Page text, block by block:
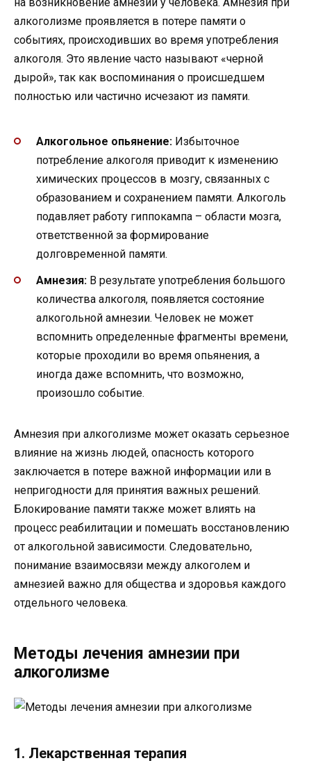
алкоголизме проявляется в потере памяти о
событиях, происходивших во время употребления
алкоголя. Это явление часто называют «черной
дырой», так как воспоминания о происшедшем
полностью или частично исчезают из памяти.
Алкогольное опьянение: Избыточное
потребление алкоголя приводит к изменению
химических процессов в мозгу, связанных с
образованием и сохранением памяти. Алкоголь
подавляет работу гиппокампа – области мозга,
ответственной за формирование
долговременной памяти.
Амнезия: В результате употребления большого
количества алкоголя, появляется состояние
алкогольной амнезии. Человек не может
вспомнить определенные фрагменты времени,
которые проходили во время опьянения, а
иногда даже вспомнить, что возможно,
произошло событие.
Амнезия при алкоголизме может оказать серьезное
влияние на жизнь людей, опасность которого
заключается в потере важной информации или в
непригодности для принятия важных решений.
Блокирование памяти также может влиять на
процесс реабилитации и помешать восстановлению
от алкогольной зависимости. Следовательно,
понимание взаимосвязи между алкоголем и
амнезией важно для общества и здоровья каждого
отдельного человека.
Методы лечения амнезии при
алкоголизме
1. Лекарственная терапия